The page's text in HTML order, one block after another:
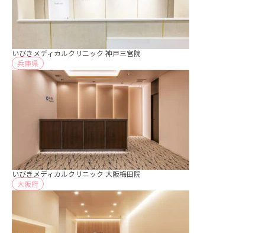
いびきメディカルクリニック 神戸三宮院
兵庫県
いびきメディカルクリニック 大阪梅田院
大阪府